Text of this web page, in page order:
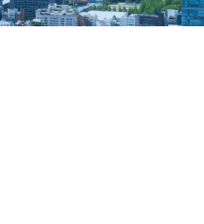
バンニング・デバンニングシステム